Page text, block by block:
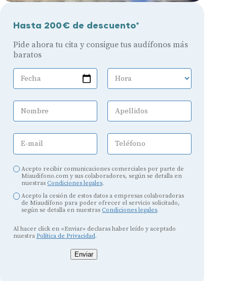
Hasta 200€ de descuento*
Pide ahora tu cita y consigue tus audífonos más
baratos
Fecha Hora
Nombre Apellidos
E-mail Teléfono
Acepto recibir comunicaciones comerciales por parte de
Miaudifono.com y sus colaboradores, según se detalla en
nuestras Condiciones legales.
Acepto la cesión de estos datos a empresas colaboradoras
de Miaudífono para poder ofrecer el servicio solicitado,
según se detalla en nuestras Condiciones legales.
Al hacer click en «Enviar» declaras haber leído y aceptado
nuestra Política de Privacidad.
Enviar